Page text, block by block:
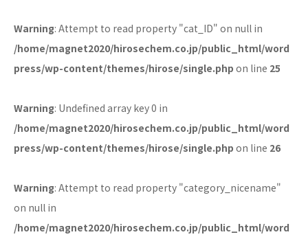
Warning: Attempt to read property "cat_ID" on null in
/home/magnet2020/hirosechem.co.jp/public_html/word
press/wp-content/themes/hirose/single.php on line 25
Warning: Undefined array key 0 in
/home/magnet2020/hirosechem.co.jp/public_html/word
press/wp-content/themes/hirose/single.php on line 26
Warning: Attempt to read property "category_nicename"
on null in
/home/magnet2020/hirosechem.co.jp/public_html/word